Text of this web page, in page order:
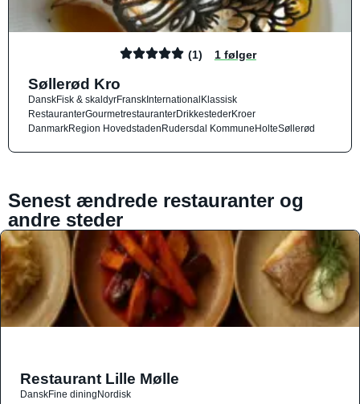
(1) 1 følger
Søllerød Kro
DanskFisk & skaldyrFranskInternationalKlassisk
RestauranterGourmetrestauranterDrikkestederKroer
DanmarkRegion HovedstadenRudersdal KommuneHolteSøllerød
Senest ændrede restauranter og
andre steder
Restaurant Lille Mølle
DanskFine diningNordisk